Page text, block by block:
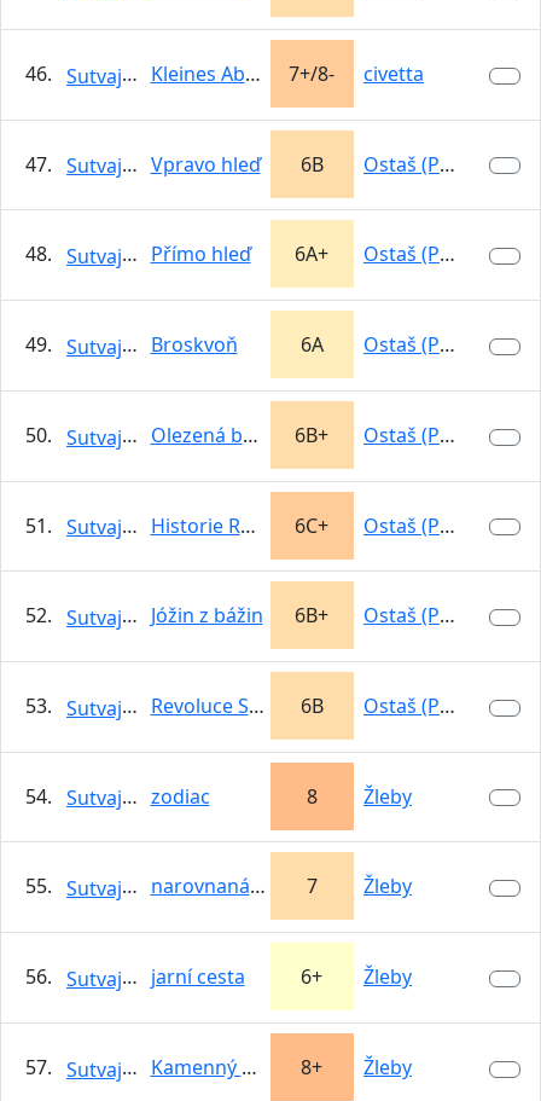
46. Sutvajka Kleines Abenteuer 7+/8- civetta
47. Sutvajka Vpravo hleď 6B Ostaš (Pěkov)
48. Sutvajka Přímo hleď 6A+ Ostaš (Pěkov)
49. Sutvajka Broskvoň 6A Ostaš (Pěkov)
50. Sutvajka Olezená broskef 6B+ Ostaš (Pěkov)
51. Sutvajka Historie Robina Hooda 6C+ Ostaš (Pěkov)
52. Sutvajka Jóžin z bážin 6B+ Ostaš (Pěkov)
53. Sutvajka Revoluce Straight Up 6B Ostaš (Pěkov)
54. Sutvajka zodiac 8 Žleby
55. Sutvajka narovnaná saxi 7 Žleby
56. Sutvajka jarní cesta 6+ Žleby
57. Sutvajka Kamenný déšť 8+ Žleby